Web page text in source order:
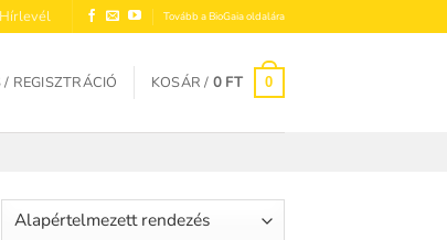
Hírlevél Tovább a BioGaia oldalára
/ REGISZTRÁCIÓ KOSÁR / 0 FT 0